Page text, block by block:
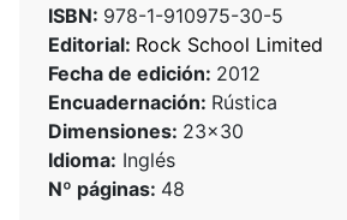
ISBN: 978-1-910975-30-5
Editorial: Rock School Limited
Fecha de edición: 2012
Encuadernación: Rústica
Dimensiones: 23x30
Idioma: Inglés
Nº páginas: 48